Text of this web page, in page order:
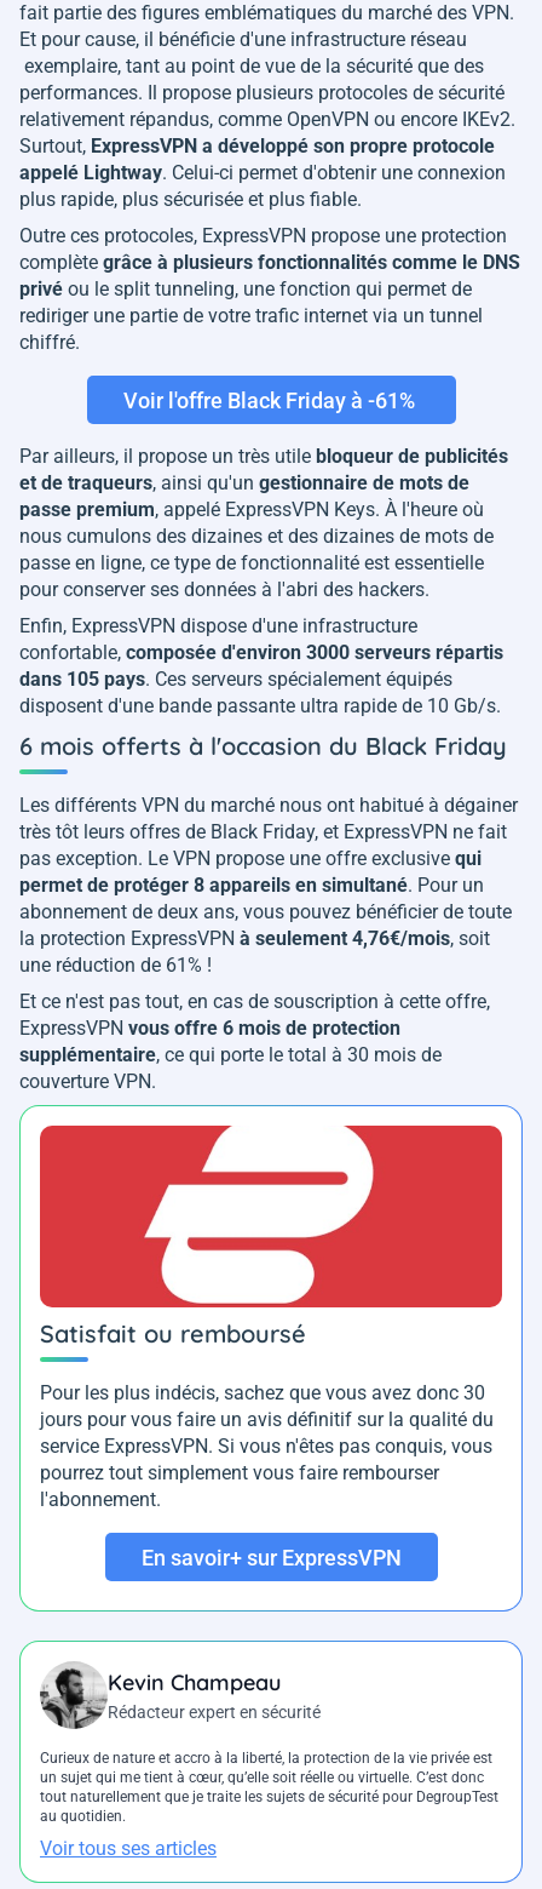
fait partie des figures emblématiques du marché des VPN.
Et pour cause, il bénéficie d'une infrastructure réseau
exemplaire, tant au point de vue de la sécurité que des
performances. Il propose plusieurs protocoles de sécurité
relativement répandus, comme OpenVPN ou encore IKEv2.
Surtout, ExpressVPN a développé son propre protocole
appelé Lightway. Celui-ci permet d'obtenir une connexion
plus rapide, plus sécurisée et plus fiable.
Outre ces protocoles, ExpressVPN propose une protection
complète grâce à plusieurs fonctionnalités comme le DNS
privé ou le split tunneling, une fonction qui permet de
rediriger une partie de votre trafic internet via un tunnel
chiffré.
Voir l'offre Black Friday à -61%
Par ailleurs, il propose un très utile bloqueur de publicités
et de traqueurs, ainsi qu'un gestionnaire de mots de
passe premium, appelé ExpressVPN Keys. À l'heure où
nous cumulons des dizaines et des dizaines de mots de
passe en ligne, ce type de fonctionnalité est essentielle
pour conserver ses données à l'abri des hackers.
Enfin, ExpressVPN dispose d'une infrastructure
confortable, composée d'environ 3000 serveurs répartis
dans 105 pays. Ces serveurs spécialement équipés
disposent d'une bande passante ultra rapide de 10 Gb/s.
6 mois offerts à l'occasion du Black Friday
Les différents VPN du marché nous ont habitué à dégainer
très tôt leurs offres de Black Friday, et ExpressVPN ne fait
pas exception. Le VPN propose une offre exclusive qui
permet de protéger 8 appareils en simultané. Pour un
abonnement de deux ans, vous pouvez bénéficier de toute
la protection ExpressVPN à seulement 4,76€/mois, soit
une réduction de 61% !
Et ce n'est pas tout, en cas de souscription à cette offre,
ExpressVPN vous offre 6 mois de protection
supplémentaire, ce qui porte le total à 30 mois de
couverture VPN.
Satisfait ou remboursé
Pour les plus indécis, sachez que vous avez donc 30
jours pour vous faire un avis définitif sur la qualité du
service ExpressVPN. Si vous n'êtes pas conquis, vous
pourrez tout simplement vous faire rembourser
l'abonnement.
En savoir+ sur ExpressVPN
Kevin Champeau
Rédacteur expert en sécurité
Curieux de nature et accro à la liberté, la protection de la vie privée est
un sujet qui me tient à cœur, qu’elle soit réelle ou virtuelle. C’est donc
tout naturellement que je traite les sujets de sécurité pour DegroupTest
au quotidien.
Voir tous ses articles